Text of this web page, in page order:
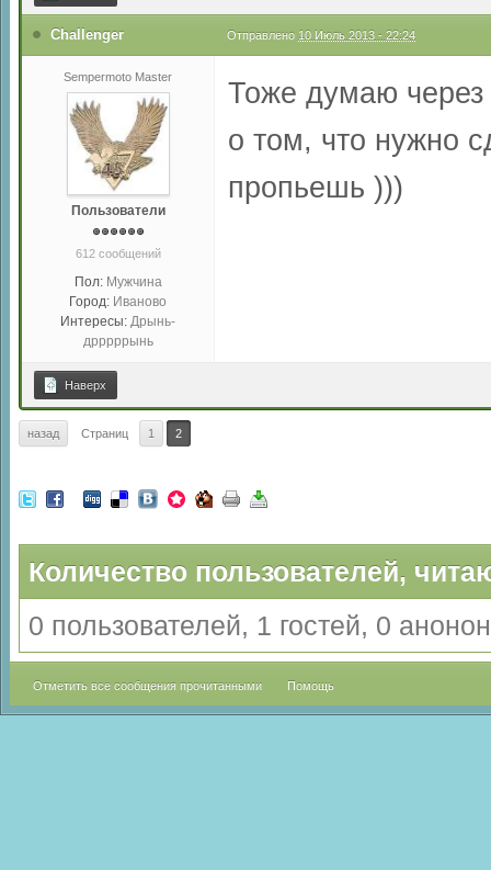
Challenger Отправлено 10 Июль 2013 - 22:24
Sempermoto Master
Пользователи
612 сообщений
Пол: Мужчина
Город: Иваново
Интересы: Дрынь-
дрррррынь
Тоже думаю через
о том, что нужно
пропьешь )))
Наверх
назад Страниц 1 2
Количество пользователей,
0 пользователей, 1 гостей, 0
Отметить все сообщения прочитанными Помощь